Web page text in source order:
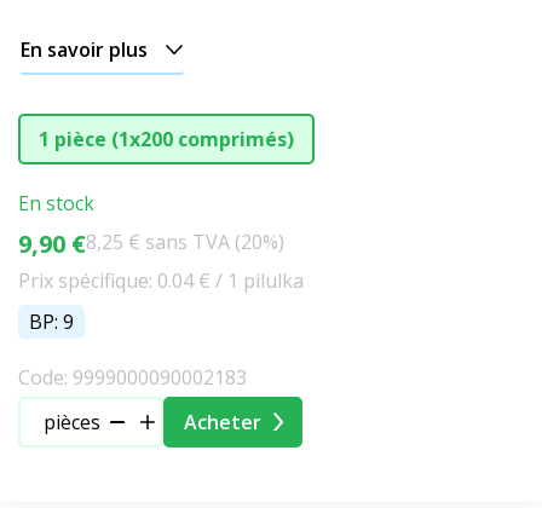
En savoir plus
1 pièce (1x200 comprimés)
En stock
9,90 €8,25 € sans TVA (20%)
Prix spécifique: 0.04 € / 1 pilulka
BP: 9
Code: 9999000090002183
pièces
Acheter